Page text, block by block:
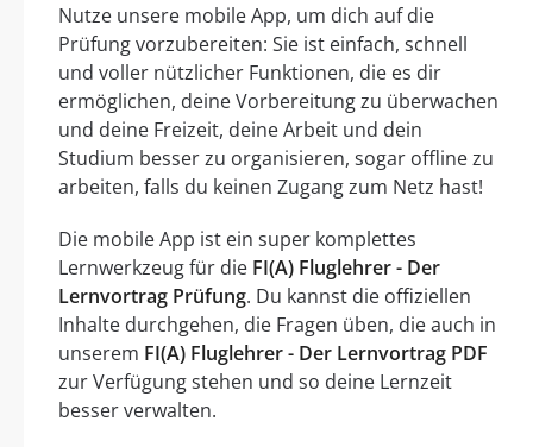
Nutze unsere mobile App, um dich auf die
Prüfung vorzubereiten: Sie ist einfach, schnell
und voller nützlicher Funktionen, die es dir
ermöglichen, deine Vorbereitung zu überwachen
und deine Freizeit, deine Arbeit und dein
Studium besser zu organisieren, sogar offline zu
arbeiten, falls du keinen Zugang zum Netz hast!
Die mobile App ist ein super komplettes
Lernwerkzeug für die FI(A) Fluglehrer - Der
Lernvortrag Prüfung. Du kannst die offiziellen
Inhalte durchgehen, die Fragen üben, die auch in
unserem FI(A) Fluglehrer - Der Lernvortrag PDF
zur Verfügung stehen und so deine Lernzeit
besser verwalten.